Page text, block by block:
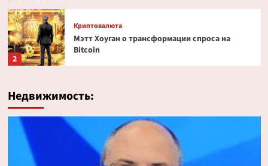
2
Криптовалюта
Мэтт Хоуган о трансформации спроса на
Bitcoin
Криптовалюта
токенизированных акциях
Криптовалюта
Недвижимость: